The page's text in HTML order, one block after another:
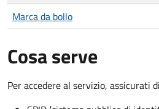
Marca da bollo
Cosa serve
Per accedere al servizio, assicurati